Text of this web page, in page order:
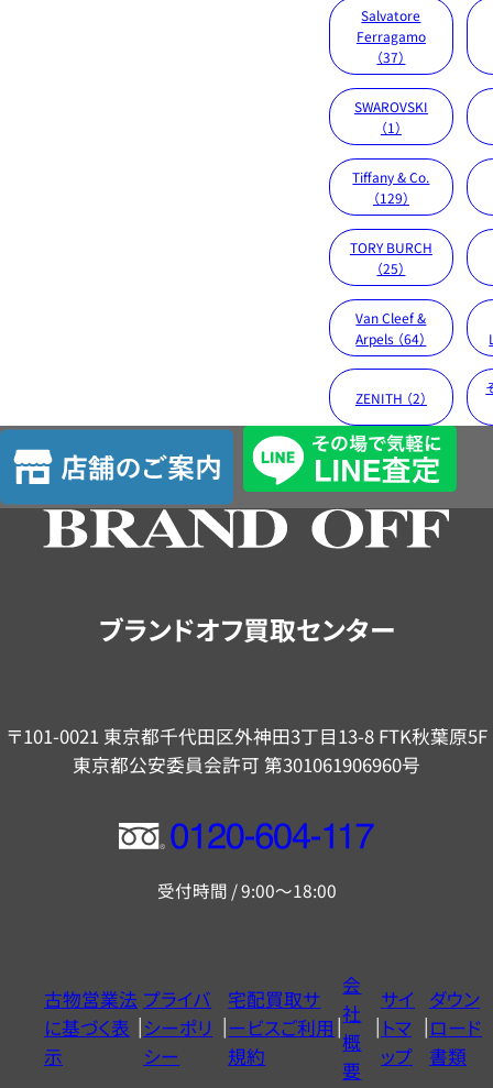
Salvatore
Ferragamo
（37）
SWAROVSKI
（1）
Tiffany & Co.
（129）
TORY BURCH
（25）
Van Cleef &
Arpels （64）
ZENITH （2）
店
舗
の
ブランドオフ買取センター
〒101-0021 東京都千代田区外神田3丁目13-8 FTK秋葉原5F
東京都公安委員会許可 第301061906960号
フ
ー
ヤ
ル
0120604117
受付時間 / 9:00～18:00
古物営業法
に基づく表
示
プライバ
シーポリ
シー
宅配買取サ
ービスご利用
規約
会
社
概
要
サイ
トマ
ップ
ダウン
ロード
書類